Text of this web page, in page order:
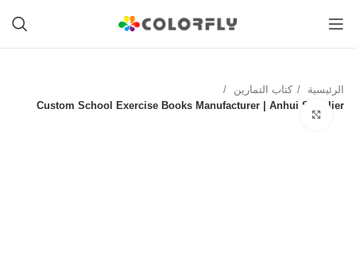
الرئيسية
كتاب التمارين
Custom School Exercise Books Manufacturer | Anhui Supplier
انقر للتكبير